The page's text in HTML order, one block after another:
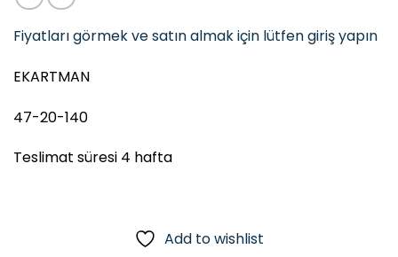
Fiyatları görmek ve satın almak için lütfen giriş yapın
EKARTMAN
47-20-140
Teslimat süresi 4 hafta
Add to wishlist